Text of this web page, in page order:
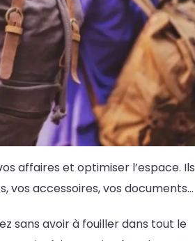
affaires et optimiser l’espace. Ils
vos accessoires, vos documents…
sans avoir à fouiller dans tout le